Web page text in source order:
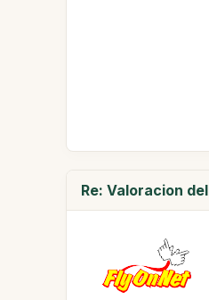
Re: Valoracion